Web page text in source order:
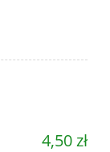
4,50 zł